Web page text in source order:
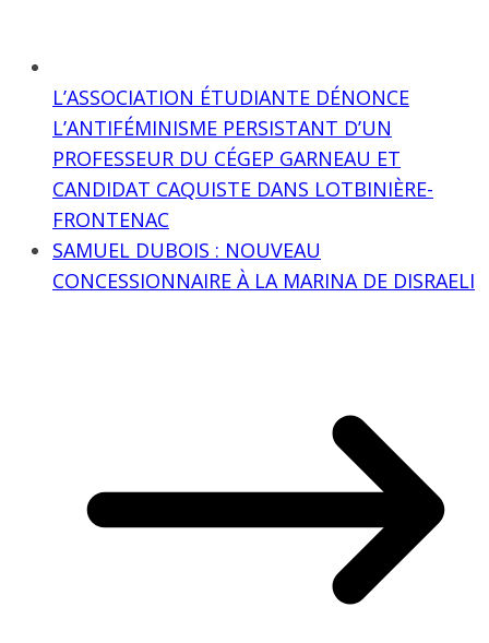
L’ASSOCIATION ÉTUDIANTE DÉNONCE
L’ANTIFÉMINISME PERSISTANT D’UN
PROFESSEUR DU CÉGEP GARNEAU ET
CANDIDAT CAQUISTE DANS LOTBINIÈRE-
FRONTENAC
SAMUEL DUBOIS : NOUVEAU
CONCESSIONNAIRE À LA MARINA DE DISRAELI